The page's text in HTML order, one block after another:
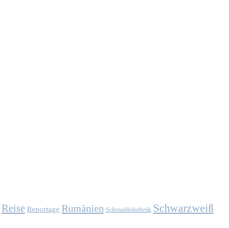
Reise Reportage Rumänien Schmuddelästhetik Schwarzweiß